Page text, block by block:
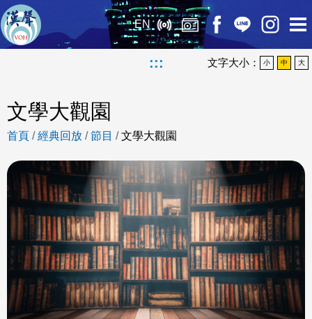
EN
::: 文字大小： 小 中 大
文學大觀園
首頁 /經典回放 /節目 /文學大觀園